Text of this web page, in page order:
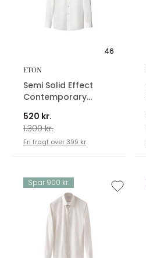
46
ETON
Semi Solid Effect
Contemporary
520 kr.
1.300 kr.
Fri fragt over 399 kr
Spar 900 kr.